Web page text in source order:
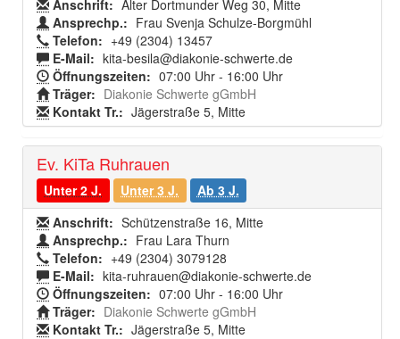
Anschrift: Alter Dortmunder Weg 30, Mitte
Ansprechp.: Frau Svenja Schulze-Borgmühl
Telefon: +49 (2304) 13457
E-Mail: kita-besila@diakonie-schwerte.de
Öffnungszeiten: 07:00 Uhr - 16:00 Uhr
Träger: Diakonie Schwerte gGmbH
Kontakt Tr.: Jägerstraße 5, Mitte
Ev. KiTa Ruhrauen
Unter 2 J. Unter 3 J.
Ab 3 J.
Anschrift: Schützenstraße 16, Mitte
Ansprechp.: Frau Lara Thurn
Telefon: +49 (2304) 3079128
E-Mail: kita-ruhrauen@diakonie-schwerte.de
Öffnungszeiten: 07:00 Uhr - 16:00 Uhr
Träger: Diakonie Schwerte gGmbH
Kontakt Tr.: Jägerstraße 5, Mitte